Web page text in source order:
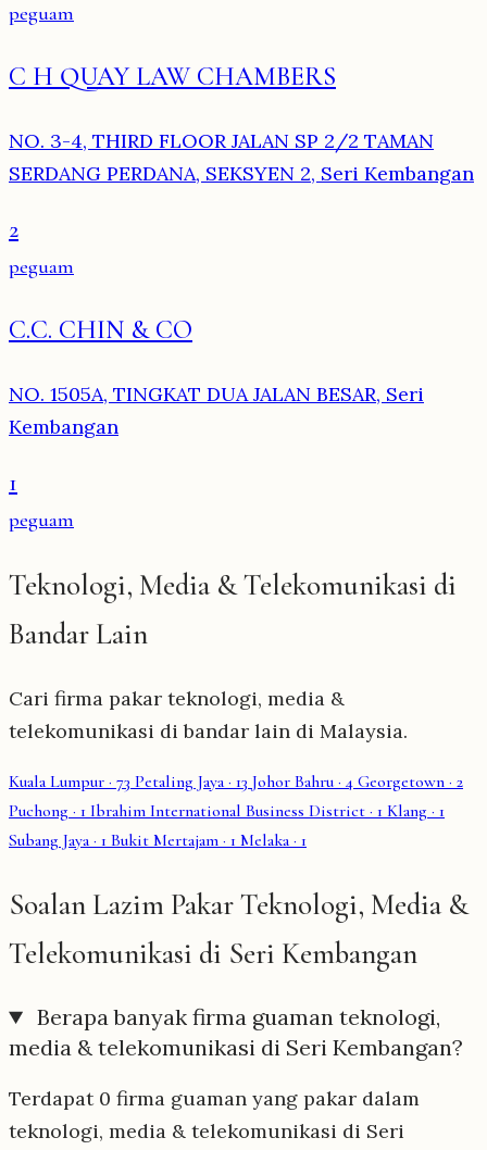
peguam
C H QUAY LAW CHAMBERS
NO. 3-4, THIRD FLOOR JALAN SP 2/2 TAMAN
SERDANG PERDANA, SEKSYEN 2, Seri Kembangan
2
peguam
C.C. CHIN & CO
NO. 1505A, TINGKAT DUA JALAN BESAR, Seri
Kembangan
1
peguam
Teknologi, Media & Telekomunikasi di
Bandar Lain
Cari firma pakar teknologi, media &
telekomunikasi di bandar lain di Malaysia.
Kuala Lumpur · 73 Petaling Jaya· 13 Johor Bahru · 4 Georgetown · 2
Puchong · 1 Ibrahim International Business District · 1 Klang · 1
Subang Jaya· 1 Bukit Mertajam · 1 Melaka· 1
Soalan Lazim Pakar Teknologi, Media &
Telekomunikasi di Seri Kembangan
Berapa banyak firma guaman teknologi,
media & telekomunikasi di Seri Kembangan?
Terdapat 0 firma guaman yang pakar dalam
teknologi, media & telekomunikasi di Seri